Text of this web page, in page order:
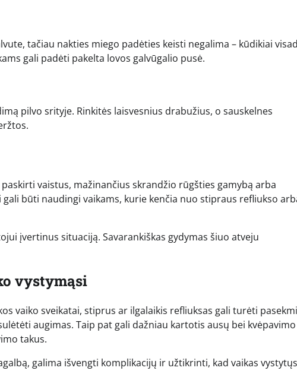
tačiau nakties miego padėties keisti negalima – kūdikiai
gali padėti pakelta lovos galvūgalio pusė.
pilvo srityje. Rinkitės laisvesnius drabužius, o sauskelnes
vaistus, mažinančius skrandžio rūgšties gamybą arba
būti naudingi vaikams, kurie kenčia nuo stipraus refliukso
įvertinus situaciją. Savarankiškas gydymas šiuo atveju
vystymąsi
vaiko sveikatai, stiprus ar ilgalaikis refliuksas gali turėti
augimas. Taip pat gali dažniau kartotis ausų bei
takus.
galima išvengti komplikacijų ir užtikrinti, kad vaikas